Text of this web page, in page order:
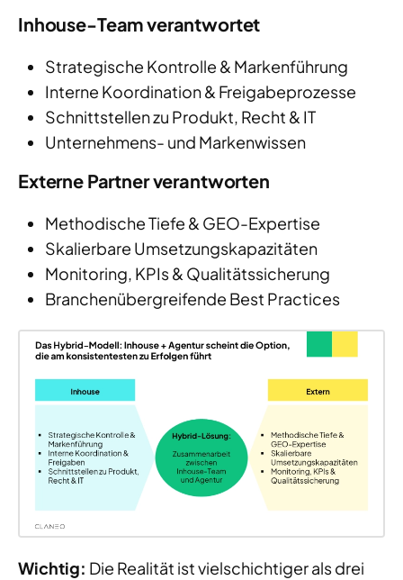
Inhouse-Team verantwortet
Strategische Kontrolle & Markenführung
Interne Koordination & Freigabeprozesse
Schnittstellen zu Produkt, Recht & IT
Unternehmens- und Markenwissen
Externe Partner verantworten
Methodische Tiefe & GEO-Expertise
Skalierbare Umsetzungskapazitäten
Monitoring, KPIs & Qualitätssicherung
Branchenübergreifende Best Practices
Wichtig: Die Realität ist vielschichtiger als drei